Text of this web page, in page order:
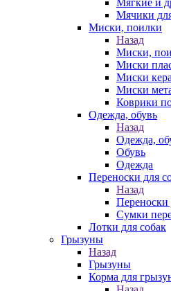
Мягкие и
Мячики
Миски, поилки
Назад
Миски,
Миски
Миски
Миски
Коврики
Одежда, обувь
Назад
Одежда,
Обувь
Одежда
Переноски для
Назад
Переноски
Сумки
Лотки для собак
Грызуны
Назад
Грызуны
Корма для